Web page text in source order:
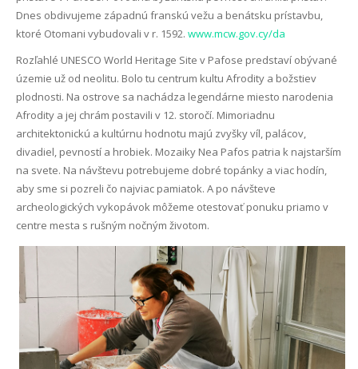
Dnes obdivujeme západnú franskú vežu a benátsku prístavbu,
ktoré Otomani vybudovali v r. 1592. www.mcw.gov.cy/da
Rozľahlé UNESCO World Heritage Site v Pafose predstaví obývané
územie už od neolitu. Bolo tu centrum kultu Afrodity a božstiev
plodnosti. Na ostrove sa nachádza legendárne miesto narodenia
Afrodity a jej chrám postavili v 12. storočí. Mimoriadnu
architektonickú a kultúrnu hodnotu majú zvyšky víl, palácov,
divadiel, pevností a hrobiek. Mozaiky Nea Pafos patria k najstarším
na svete. Na návštevu potrebujeme dobré topánky a viac hodín,
aby sme si pozreli čo najviac pamiatok. A po návšteve
archeologických vykopávok môžeme otestovať ponuku priamo v
centre mesta s rušným nočným životom.